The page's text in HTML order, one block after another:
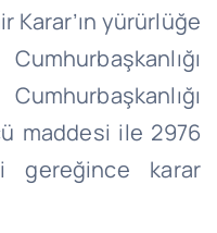
Karar’ın yürürlüğe
maddesi ile 2976
gereğince karar